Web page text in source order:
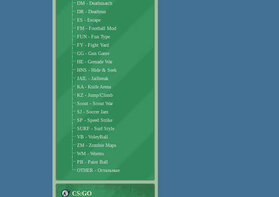
DM - Deathmatch
DR - Deathrun
ES - Escape
FM - Football Mod
FUN - Fun Type
FY - Fight Yard
GG - Gun Game
HE - Grenade War
HNS - Hide & Seek
JAIL - Jailbreak
KA - Knife Arena
KZ - Jump/Climb
Scout - Scout War
SJ - Soccer Jam
SP - Speed Strike
SURF - Surf Style
VB - VoleyBall
ZM - Zombie Maps
WM - Worms
PB - Paint Ball
OTHER - Остальные
CS:GO